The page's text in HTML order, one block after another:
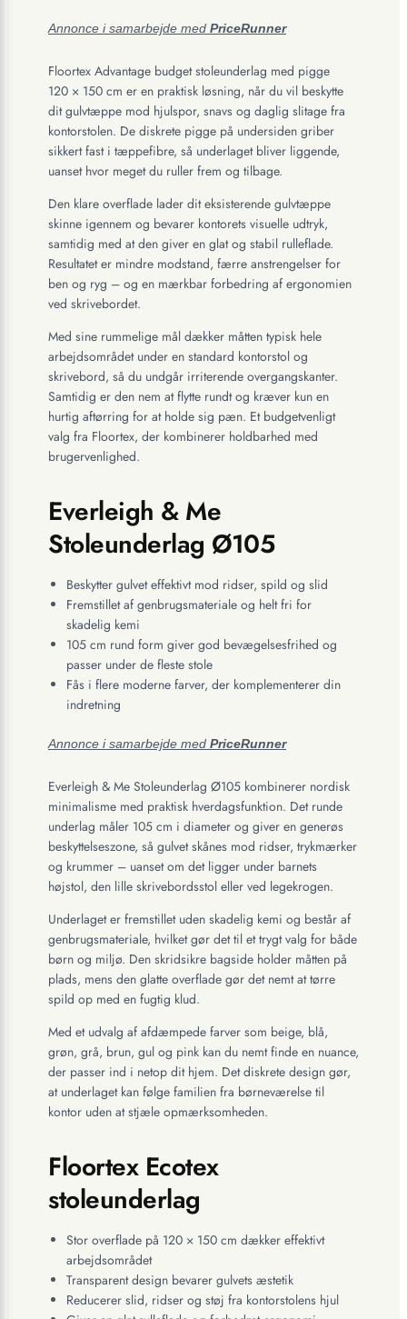
Annonce i samarbejde med PriceRunner
Floortex Advantage budget stoleunderlag med pigge
120 × 150 cm er en praktisk løsning, når du vil beskytte
dit gulvtæppe mod hjulspor, snavs og daglig slitage fra
kontorstolen. De diskrete pigge på undersiden griber
sikkert fast i tæppefibre, så underlaget bliver liggende,
uanset hvor meget du ruller frem og tilbage.
Den klare overflade lader dit eksisterende gulvtæppe
skinne igennem og bevarer kontorets visuelle udtryk,
samtidig med at den giver en glat og stabil rulleflade.
Resultatet er mindre modstand, færre anstrengelser for
ben og ryg – og en mærkbar forbedring af ergonomien
ved skrivebordet.
Med sine rummelige mål dækker måtten typisk hele
arbejdsområdet under en standard kontorstol og
skrivebord, så du undgår irriterende overgangskanter.
Samtidig er den nem at flytte rundt og kræver kun en
hurtig aftørring for at holde sig pæn. Et budgetvenligt
valg fra Floortex, der kombinerer holdbarhed med
brugervenlighed.
Everleigh & Me
Stoleunderlag Ø105
Beskytter gulvet effektivt mod ridser, spild og slid
Fremstillet af genbrugsmateriale og helt fri for
skadelig kemi
105 cm rund form giver god bevægelsesfrihed og
passer under de fleste stole
Fås i flere moderne farver, der komplementerer din
indretning
Annonce i samarbejde med PriceRunner
Everleigh & Me Stoleunderlag Ø105 kombinerer nordisk
minimalisme med praktisk hverdagsfunktion. Det runde
underlag måler 105 cm i diameter og giver en generøs
beskyttelseszone, så gulvet skånes mod ridser, trykmærker
og krummer – uanset om det ligger under barnets
højstol, den lille skrivebordsstol eller ved legekrogen.
Underlaget er fremstillet uden skadelig kemi og består af
genbrugsmateriale, hvilket gør det til et trygt valg for både
børn og miljø. Den skridsikre bagside holder måtten på
plads, mens den glatte overflade gør det nemt at tørre
spild op med en fugtig klud.
Med et udvalg af afdæmpede farver som beige, blå,
grøn, grå, brun, gul og pink kan du nemt finde en nuance,
der passer ind i netop dit hjem. Det diskrete design gør,
at underlaget kan følge familien fra børneværelse til
kontor uden at stjæle opmærksomheden.
Floortex Ecotex
stoleunderlag
Stor overflade på 120 × 150 cm dækker effektivt
arbejdsområdet
Transparent design bevarer gulvets æstetik
Reducerer slid, ridser og støj fra kontorstolens hjul